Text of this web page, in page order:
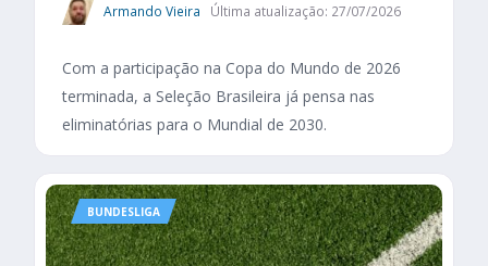
Armando Vieira Última atualização: 27/07/2026
Com a participação na Copa do Mundo de 2026
terminada, a Seleção Brasileira já pensa nas
eliminatórias para o Mundial de 2030.
BUNDESLIGA